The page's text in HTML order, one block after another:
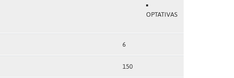
OPTATIVAS
6
150